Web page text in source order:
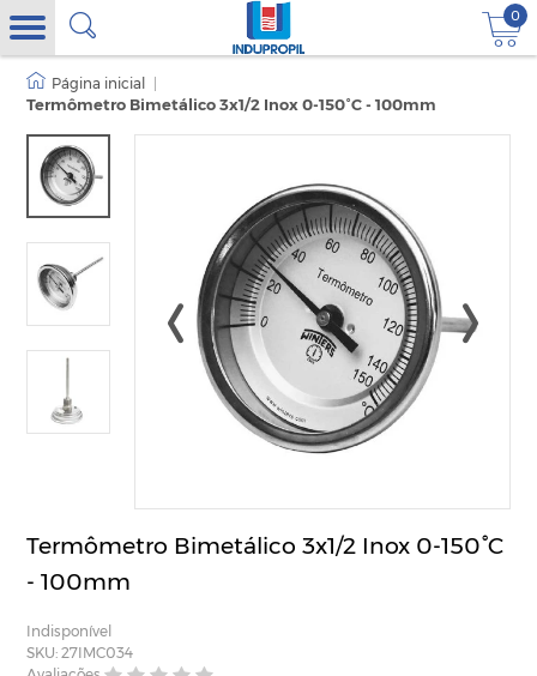
0
Termômetro Bimetálico 3x1/2 Inox 0-150°C - 100mm
Termômetro Bimetálico 3x1/2 Inox 0-150°C
- 100mm
Indisponível
SKU: 27IMC034